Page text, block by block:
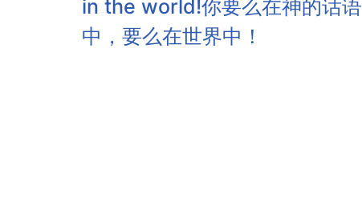
in the world!你要么在神的话语
中，要么在世界中！